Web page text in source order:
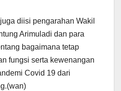
diisi pengarahan Wakil
Arimuladi dan para
bagaimana tetap
fungsi serta kewenangan
Covid 19 dari